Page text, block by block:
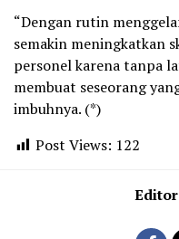
“Dengan rutin
semakin meningkatkan
personel karena tanpa
membuat seseorang
imbuhnya. (*)
Post Views: 122